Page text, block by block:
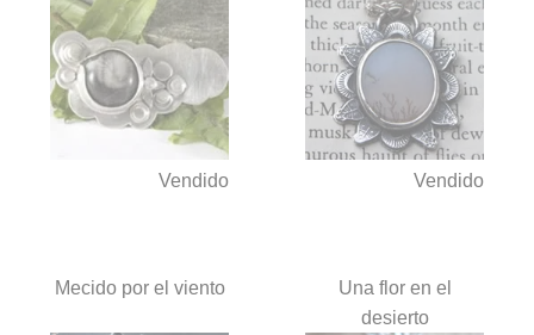
Vendido Vendido
Mecido por el viento
Una flor en el
desierto